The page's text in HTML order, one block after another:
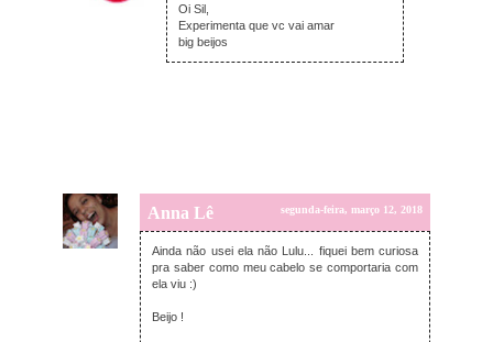
Oi Sil,
Experimenta que vc vai amar
big beijos
Anna Lê segunda-feira, março 12, 2018
Ainda não usei ela não Lulu... fiquei bem curiosa
pra saber como meu cabelo se comportaria com
ela viu :)
Beijo !